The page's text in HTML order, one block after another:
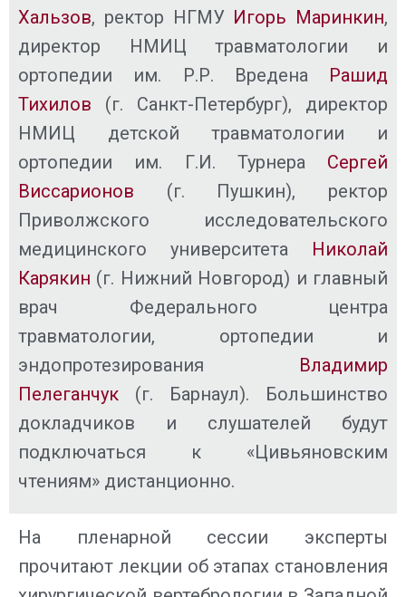
Хальзов, ректор НГМУ Игорь Маринкин,
директор НМИЦ травматологии и
ортопедии им. Р.Р. Вредена Рашид
Тихилов (г. Санкт-Петербург), директор
НМИЦ детской травматологии и
ортопедии им. Г.И. Турнера Сергей
Виссарионов (г. Пушкин), ректор
Приволжского исследовательского
медицинского университета Николай
Карякин (г. Нижний Новгород) и главный
врач Федерального центра
травматологии, ортопедии и
эндопротезирования Владимир
Пелеганчук (г. Барнаул). Большинство
докладчиков и слушателей будут
подключаться к «Цивьяновским
чтениям» дистанционно.
На пленарной сессии эксперты
прочитают лекции об этапах становления